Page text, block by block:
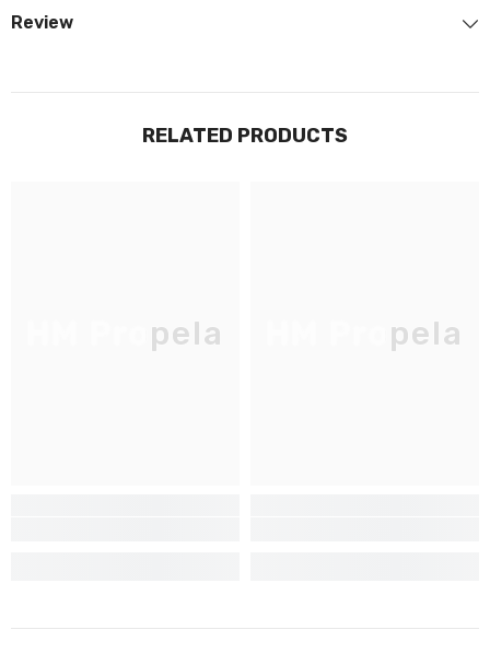
Review
RELATED PRODUCTS
HM Propela HM Propela
LISTE D'ENVOI
SUBMIT